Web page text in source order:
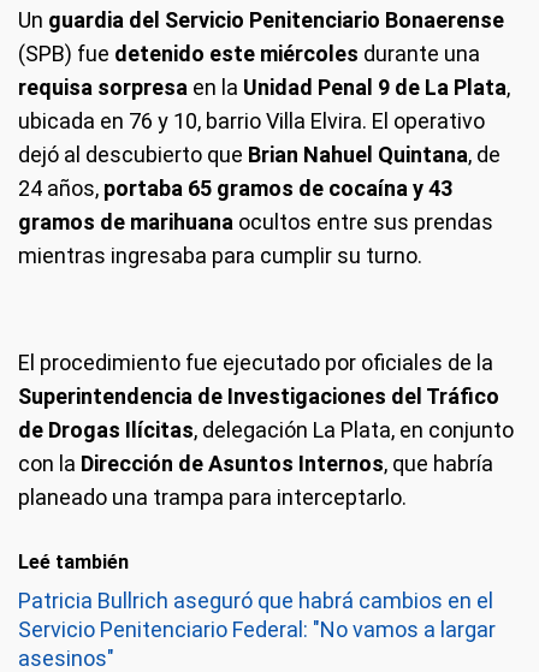
Un guardia del Servicio Penitenciario Bonaerense
(SPB) fue detenido este miércoles durante una
requisa sorpresa en la Unidad Penal 9 de La Plata,
ubicada en 76 y 10, barrio Villa Elvira. El operativo
dejó al descubierto que Brian Nahuel Quintana, de
24 años, portaba 65 gramos de cocaína y 43
gramos de marihuana ocultos entre sus prendas
mientras ingresaba para cumplir su turno.
El procedimiento fue ejecutado por oficiales de la
Superintendencia de Investigaciones del Tráfico
de Drogas Ilícitas, delegación La Plata, en conjunto
con la Dirección de Asuntos Internos, que habría
planeado una trampa para interceptarlo.
Leé también
Patricia Bullrich aseguró que habrá cambios en el
Servicio Penitenciario Federal: "No vamos a largar
asesinos"